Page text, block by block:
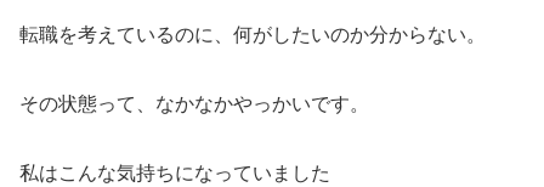
転職を考えているのに、何がしたいのか分からない。
その状態って、なかなかやっかいです。
私はこんな気持ちになっていました